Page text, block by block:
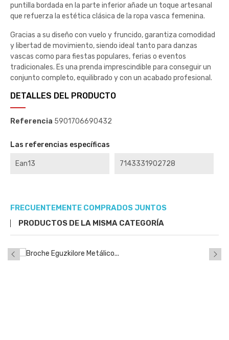
puntilla bordada en la parte inferior añade un toque artesanal
que refuerza la estética clásica de la ropa vasca femenina.
Gracias a su diseño con vuelo y fruncido, garantiza comodidad
y libertad de movimiento, siendo ideal tanto para danzas
vascas como para fiestas populares, ferias o eventos
tradicionales. Es una prenda imprescindible para conseguir un
conjunto completo, equilibrado y con un acabado profesional.
DETALLES DEL PRODUCTO
Referencia 5901706690432
Las referencias específicas
Ean13 7143331902728
FRECUENTEMENTE COMPRADOS JUNTOS
PRODUCTOS DE LA MISMA CATEGORÍA